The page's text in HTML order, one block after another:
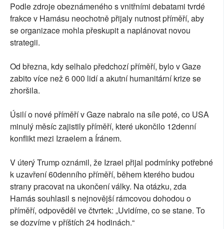
Podle zdroje obeznámeného s vnitřními debatami tvrdé
frakce v Hamásu neochotně přijaly nutnost příměří, aby
se organizace mohla přeskupit a naplánovat novou
strategii.
Od března, kdy selhalo předchozí příměří, bylo v Gaze
zabito více než 6 000 lidí a akutní humanitární krize se
zhoršila.
Úsilí o nové příměří v Gaze nabralo na síle poté, co USA
minulý měsíc zajistily příměří, které ukončilo 12denní
konflikt mezi Izraelem a Íránem.
V úterý Trump oznámil, že Izrael přijal podmínky potřebné
k uzavření 60denního příměří, během kterého budou
strany pracovat na ukončení války. Na otázku, zda
Hamás souhlasil s nejnovější rámcovou dohodou o
příměří, odpověděl ve čtvrtek: „Uvidíme, co se stane. To
se dozvíme v příštích 24 hodinách.“